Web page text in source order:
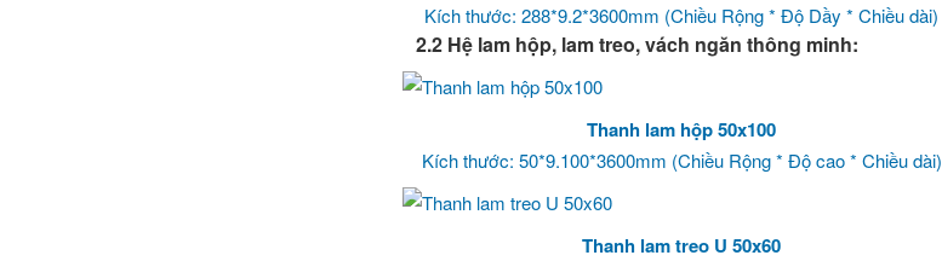
Kích thước: 288*9.2*3600mm (Chiều Rộng * Độ Dầy * Chiều dài)
2.2 Hệ lam hộp, lam treo, vách ngăn thông minh:
Thanh lam hộp 50x100
Kích thước: 50*9.100*3600mm (Chiều Rộng * Độ cao * Chiều dài)
Thanh lam treo U 50x60